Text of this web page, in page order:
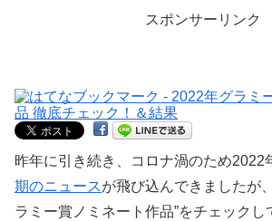
スポンサーリンク
昨年に引き続き、コロナ渦のため2022
期のニュースが飛び込んできましたが
ラミー賞ノミネート作品”をチェックし